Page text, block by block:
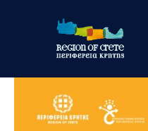
Περιφέρεια
Ενημέρωση
Έργα